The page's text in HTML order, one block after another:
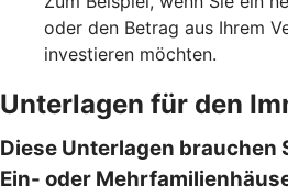
oder den Betrag aus Ihrem
investieren möchten.
Unterlagen für den
Diese Unterlagen brauchen
Ein- oder